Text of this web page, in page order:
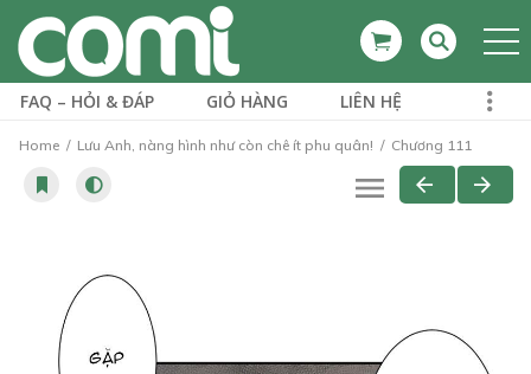
FAQ – HỎI & ĐÁP GIỎ HÀNG LIÊN HỆ
Home Lưu Anh, nàng hình như còn chê ít phu quân! Chương 111